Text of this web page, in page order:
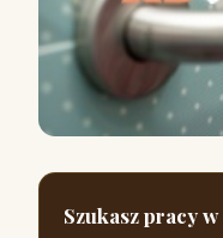
Szukasz pracy w